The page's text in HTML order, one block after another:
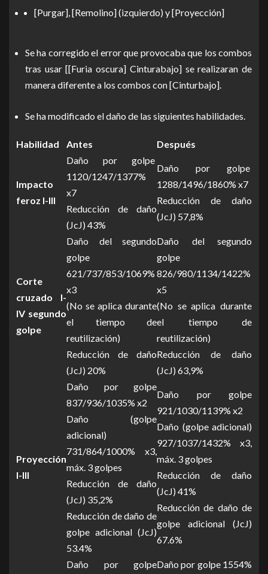
[Purgar], [Remolino] (izquierdo) y [Proyección]
Se ha corregido el error que provocaba que los combos
tras usar [[Furia oscura] Cinturabajo] se realizaran de
manera diferente a los combos con [Cinturbajo].
Se ha modificado el daño de las siguientes habilidades.
Habilidad Antes Después
Impacto
feroz I-III
Daño por golpe
1120/1247/1377%
x7
Reducción de daño
(JcJ) 43%
Daño por golpe
1288/1496/1860% x7
Reducción de daño
(JcJ) 57,8%
Corte
cruzado I-
IV segundo
golpe
Daño del segundo
golpe
621/737/853/1069%
x3
(No se aplica durante
el tiempo de
reutilización)
Reducción de daño
(JcJ) 20%
Daño del segundo
golpe
826/980/1134/1422%
x5
(No se aplica durante
el tiempo de
reutilización)
Reducción de daño
(JcJ) 63,9%
Proyección
I-III
Daño por golpe
837/936/1035% x2
Daño (golpe
adicional)
731/864/1000% x3,
máx. 3 golpes
Reducción de daño
(JcJ) 35,2%
Reducción de daño de
golpe adicional (JcJ)
53.4%
Daño por golpe
921/1030/1139% x2
Daño (golpe adicional)
927/1037/1432% x3,
máx. 3 golpes
Reducción de daño
(JcJ) 41%
Reducción de daño de
golpe adicional (JcJ)
67.6%
Daño por golpeDaño por golpe 1554%